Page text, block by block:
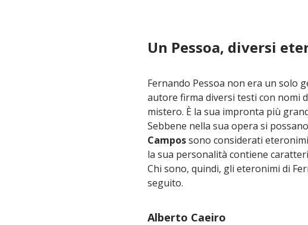
Un Pessoa, diversi
Fernando Pessoa non era un solo
autore firma diversi testi con nomi
mistero. È la sua impronta più
Sebbene nella sua opera si
Campossono considerati
la sua personalità contiene
Chi sono, quindi, gli eteronimi di
seguito.
Alberto Caeiro